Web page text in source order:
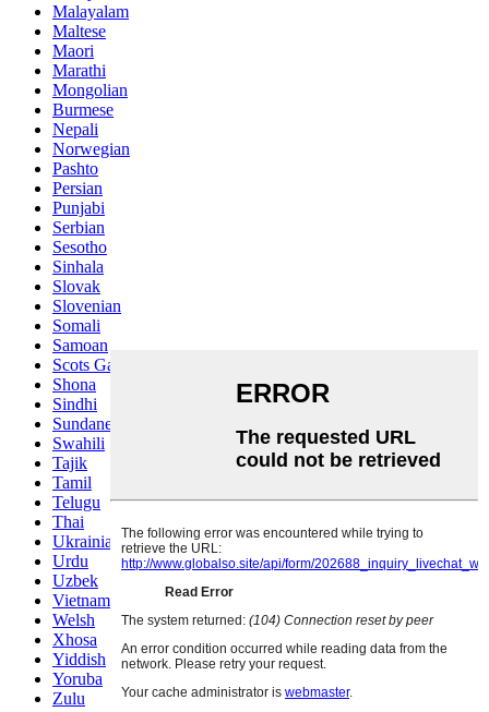
Malayalam
Maltese
Maori
Marathi
Mongolian
Burmese
Nepali
Norwegian
Pashto
Persian
Punjabi
Serbian
Sesotho
Sinhala
Slovak
Slovenian
Somali
Samoan
Scots Gaelic
Shona
Sindhi
Sundanese
Swahili
Tajik
Tamil
Telugu
Thai
Ukrainian
Urdu
Uzbek
Vietnamese
Welsh
Xhosa
Yiddish
Yoruba
Zulu